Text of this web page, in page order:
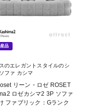
品
のエレガントスタイルのシ
ファ カシマ
リーン・ロゼ ROSET
ロゼカシマ2 3P ソファ
ファブリック：Gランク